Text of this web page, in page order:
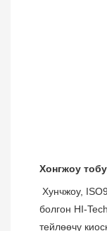
Хонгжоу
болгон HI-
тейлөөчү